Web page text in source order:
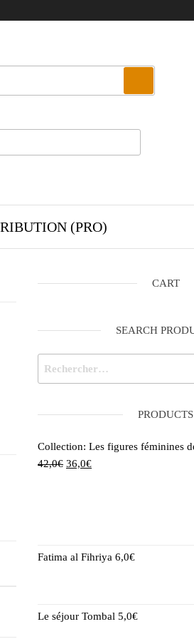
(PRO)
CART
SEARCH
PRODUCTS
Collection: Les figures féminines
42,0€ Le prix initial était : 42,0€.
36,0€Le prix actuel est :
Fatima al Fihriya 6,0€
Le séjour Tombal 5,0€